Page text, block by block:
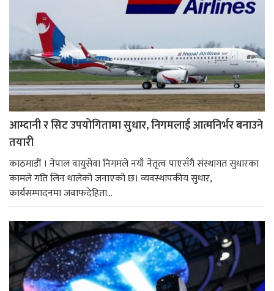
आम्दानी र सिट उपयोगितामा सुधार, निगमलाई आत्मनिर्भर बनाउने
तयारी
काठमाडाैं । नेपाल वायुसेवा निगमले नयाँ नेतृत्व पाएसँगै संस्थागत सुधारका
कामले गति लिन थालेको जनाएको छ। व्यवस्थापकीय सुधार,
कार्यसम्पादनमा जवाफदेहिता...